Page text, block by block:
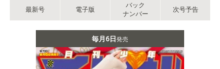
最新号 電子版
バック
ナンバー
次号予告
毎月6日発売